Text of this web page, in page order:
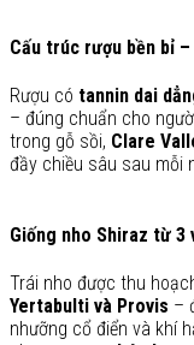
Cấu trúc rượu bền bỉ
Rượu có tannin dai
– đúng chuẩn cho
trong gỗ sồi, Clare
đầy chiều sâu sau mỗi
Giống nho Shiraz từ
Trái nho được thu
Yertabulti và Provis –
nhưỡng cổ điển và khí